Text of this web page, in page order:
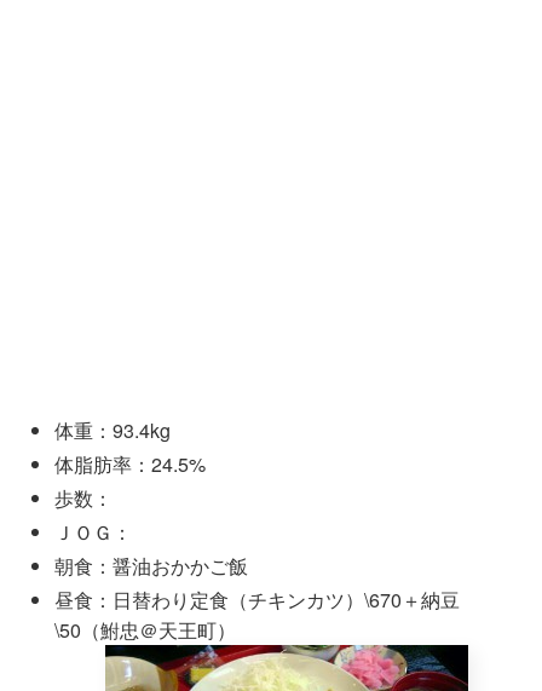
体重：93.4kg
体脂肪率：24.5%
歩数：
ＪＯＧ：
朝食：醤油おかかご飯
昼食：日替わり定食（チキンカツ）\670＋納豆
\50（鮒忠＠天王町）